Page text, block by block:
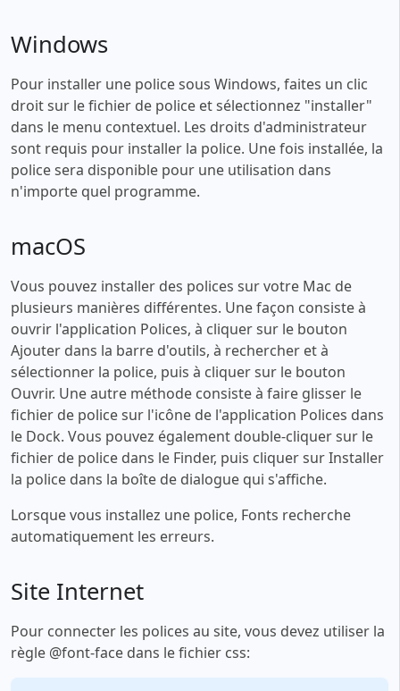
Windows
Pour installer une police sous Windows, faites un clic
droit sur le fichier de police et sélectionnez "installer"
dans le menu contextuel. Les droits d'administrateur
sont requis pour installer la police. Une fois installée, la
police sera disponible pour une utilisation dans
n'importe quel programme.
macOS
Vous pouvez installer des polices sur votre Mac de
plusieurs manières différentes. Une façon consiste à
ouvrir l'application Polices, à cliquer sur le bouton
Ajouter dans la barre d'outils, à rechercher et à
sélectionner la police, puis à cliquer sur le bouton
Ouvrir. Une autre méthode consiste à faire glisser le
fichier de police sur l'icône de l'application Polices dans
le Dock. Vous pouvez également double-cliquer sur le
fichier de police dans le Finder, puis cliquer sur Installer
la police dans la boîte de dialogue qui s'affiche.
Lorsque vous installez une police, Fonts recherche
automatiquement les erreurs.
Site Internet
Pour connecter les polices au site, vous devez utiliser la
règle @font-face dans le fichier css: